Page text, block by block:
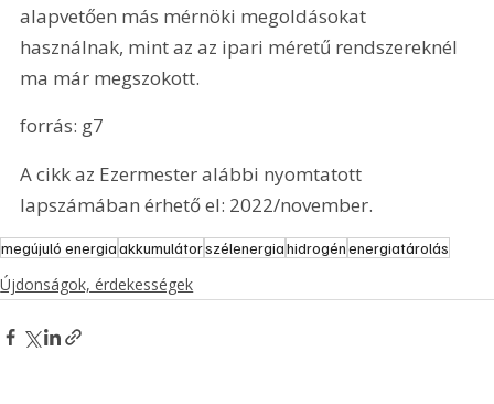
alapvetően más mérnöki megoldásokat
használnak, mint az az ipari méretű rendszereknél
ma már megszokott.
forrás: g7
A cikk az Ezermester alábbi nyomtatott
lapszámában érhető el: 2022/november.
megújuló energiaakkumulátorszélenergiahidrogénenergiatárolás
Újdonságok, érdekességek